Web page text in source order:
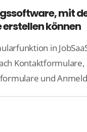
mit
können
in
Kontaktformulare,
und